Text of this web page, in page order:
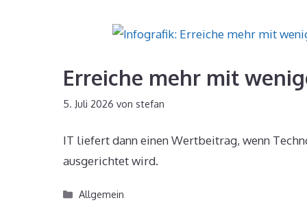
Erreiche mehr mit
5. Juli 2026 von stefan
IT liefert dann einen Wertbeitrag, wenn
ausgerichtet wird.
Kategorien
Allgemein